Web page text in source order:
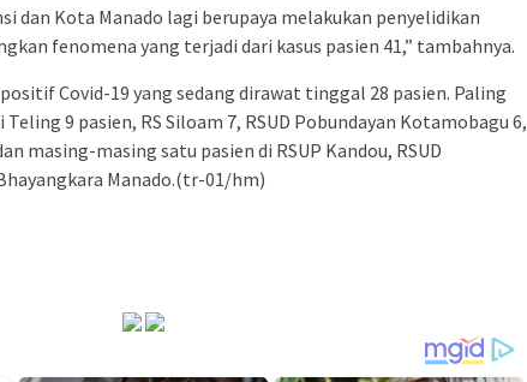
dan Kota Manado lagi berupaya melakukan penyelidikan
fenomena yang terjadi dari kasus pasien 41,” tambahnya.
Covid-19 yang sedang dirawat tinggal 28 pasien. Paling
9 pasien, RS Siloam 7, RSUD Pobundayan Kotamobagu 6,
masing-masing satu pasien di RSUP Kandou, RSUD
Manado.(tr-01/hm)